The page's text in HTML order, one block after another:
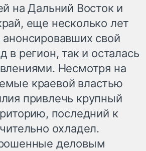
на Дальний Восток и
еще несколько лет
свой
в регион, так и осталась
Несмотря на
краевой властью
привлечь крупный
последний к
охладел.
деловым